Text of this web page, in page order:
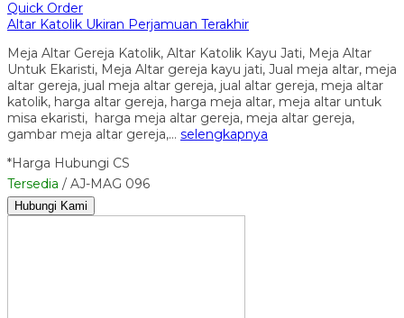
Quick Order
Altar Katolik Ukiran Perjamuan Terakhir
Meja Altar Gereja Katolik, Altar Katolik Kayu Jati, Meja Altar
Untuk Ekaristi, Meja Altar gereja kayu jati, Jual meja altar, meja
altar gereja, jual meja altar gereja, jual altar gereja, meja altar
katolik, harga altar gereja, harga meja altar, meja altar untuk
misa ekaristi, harga meja altar gereja, meja altar gereja,
gambar meja altar gereja,… selengkapnya
*Harga Hubungi CS
Tersedia / AJ-MAG 096
Hubungi Kami